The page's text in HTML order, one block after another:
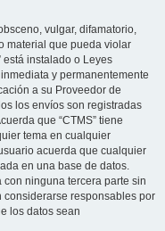
vulgar, difamatorio,
material que pueda violar
está instalado o Leyes
y permanentemente
a su Proveedor de
los envíos son registradas
que “CTMS” tiene
tema en cualquier
acuerda que cualquier
en una base de datos.
ninguna tercera parte sin
considerarse responsables por
los datos sean